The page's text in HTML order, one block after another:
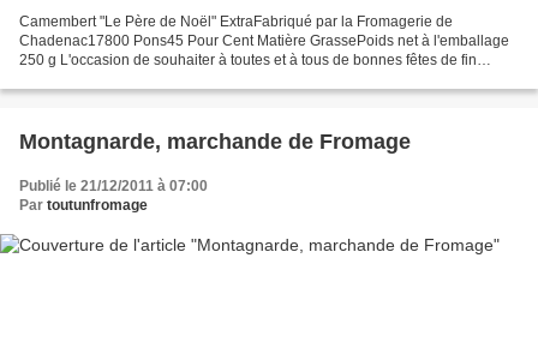
Camembert "Le Père de Noël" ExtraFabriqué par la Fromagerie de
Chadenac17800 Pons45 Pour Cent Matière GrassePoids net à l'emballage
250 g L'occasion de souhaiter à toutes et à tous de bonnes fêtes de fin
Montagnarde, marchande de Fromage
Publié le 21/12/2011 à 07:00
Par toutunfromage